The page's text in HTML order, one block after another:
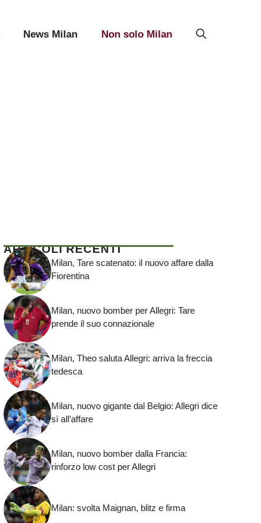
News Milan Non solo Milan
ARTICOLI RECENTI
Milan, Tare scatenato: il nuovo affare dalla
Fiorentina
Milan, nuovo bomber per Allegri: Tare
prende il suo connazionale
Milan, Theo saluta Allegri: arriva la freccia
tedesca
Milan, nuovo gigante dal Belgio: Allegri dice
sì all’affare
Milan, nuovo bomber dalla Francia:
rinforzo low cost per Allegri
Milan: svolta Maignan, blitz e firma